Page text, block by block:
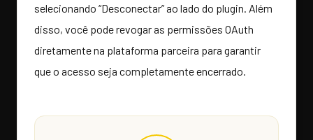
selecionando “Desconectar” ao lado do plugin. Além
disso, você pode revogar as permissões OAuth
diretamente na plataforma parceira para garantir
que o acesso seja completamente encerrado.